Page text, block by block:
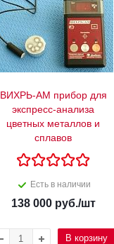
ВИХРЬ-АМ прибор для
экспресс-анализа
цветных металлов и
сплавов
Есть в наличии
138 000руб./шт
В корзину